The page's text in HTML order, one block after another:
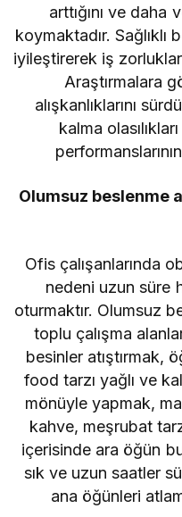
arttığını ve daha
koymaktadır. Sağlıklı
iyileştirerek iş
Araştırmalara
alışkanlıklarını
kalma
Olumsuz beslenme
Ofis çalışanlarında
nedeni uzun süre
oturmaktır. Olumsuz
toplu çalışma
besinler atıştırmak,
food tarzı yağlı ve
mönüyle yapmak,
kahve, meşrubat
içerisinde ara öğün
sık ve uzun saatler
ana öğünleri